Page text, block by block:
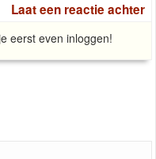
Laat een reactie achter
eerst even inloggen!